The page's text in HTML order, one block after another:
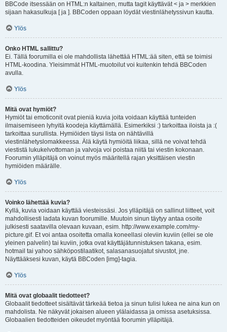
BBCode itsessään on HTML:n kaltainen, mutta tagit käyttävät < ja > merkkien
sijaan hakasulkuja [ ja ]. BBCoden oppaan löydät viestinlähetyssivun kautta.
Ylös
Onko HTML sallittu?
Ei. Tällä foorumilla ei ole mahdollista lähettää HTML:ää siten, että se toimisi
HTML-koodina. Yleisimmät HTML-muotoilut voi kuitenkin tehdä BBCoden
avulla.
Ylös
Mitä ovat hymiöt?
Hymiöt tai emoticonit ovat pieniä kuvia joita voidaan käyttää tunteiden
ilmaisemiseen lyhyitä koodeja käyttämällä. Esimerkiksi :) tarkoittaa iloista ja :(
tarkoittaa surullista. Hymiöiden täysi lista on nähtävillä
viestinlähetyslomakkeessa. Älä käytä hymiöitä liikaa, sillä ne voivat tehdä
viestistä lukukelvottoman ja valvoja voi poistaa niitä tai viestin kokonaan.
Foorumin ylläpitäjä on voinut myös määritellä rajan yksittäisen viestin
hymiöiden määrälle.
Ylös
Voinko lähettää kuvia?
Kyllä, kuvia voidaan käyttää viesteissäsi. Jos ylläpitäjä on sallinut liitteet, voit
mahdollisesti ladata kuvan foorumille. Muutoin sinun täytyy antaa osoite
julkisesti saatavilla olevaan kuvaan, esim. http://www.example.com/my-
picture.gif. Et voi antaa osoitetta omalla koneellasi oleviin kuviin (ellei se ole
yleinen palvelin) tai kuviin, jotka ovat käyttäjätunnistuksen takana, esim.
hotmail tai yahoo sähköpostilaatikot, salasanasuojatut sivustot, jne.
Näyttääksesi kuvan, käytä BBCoden [img]-tagia.
Ylös
Mitä ovat globaalit tiedotteet?
Globaalit tiedotteet sisältävät tärkeää tietoa ja sinun tulisi lukea ne aina kun on
mahdolista. Ne näkyvät jokaisen alueen ylälaidassa ja omissa asetuksissa.
Globaalien tiedotteiden oikeudet myöntää foorumin ylläpitäjä.